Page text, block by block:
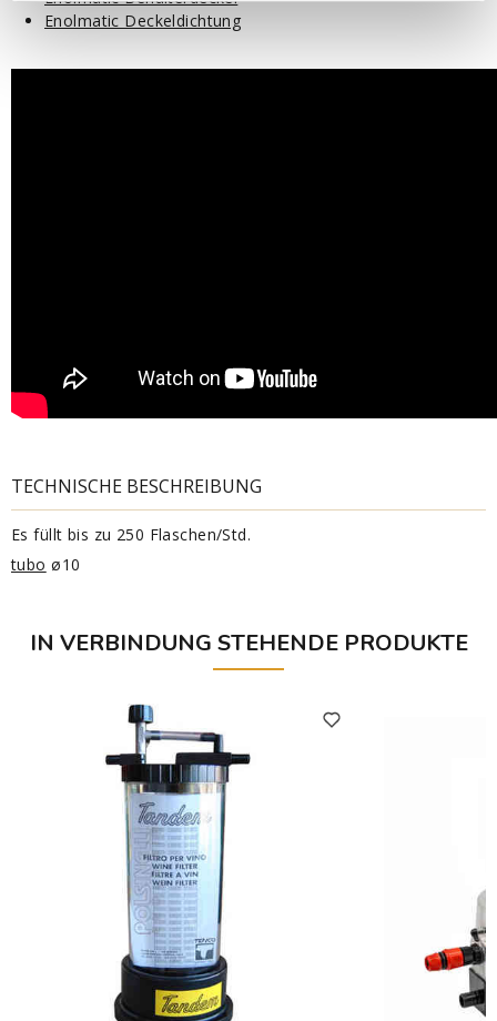
Enolmatic Deckeldichtung
TECHNISCHE BESCHREIBUNG
Es füllt bis zu 250 Flaschen/Std.
tubo ø10
IN VERBINDUNG STEHENDE PRODUKTE